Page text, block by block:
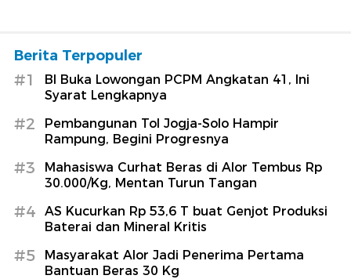
Berita Terpopuler
#1
BI Buka Lowongan PCPM Angkatan 41, Ini
Syarat Lengkapnya
#2
Pembangunan Tol Jogja-Solo Hampir
Rampung, Begini Progresnya
#3
Mahasiswa Curhat Beras di Alor Tembus Rp
30.000/Kg, Mentan Turun Tangan
#4
AS Kucurkan Rp 53,6 T buat Genjot Produksi
Baterai dan Mineral Kritis
#5
Masyarakat Alor Jadi Penerima Pertama
Bantuan Beras 30 Kg